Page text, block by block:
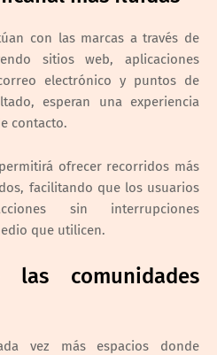
con las marcas a través de
sitios web, aplicaciones
electrónico y puntos de
esperan una experiencia
contacto.
ofrecer recorridos más
facilitando que los usuarios
sin interrupciones
que utilicen.
las comunidades
vez más espacios donde